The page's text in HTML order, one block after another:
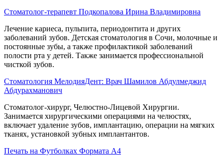
Стоматолог-терапевт Подкопалова Ирина Владимировна
Лечение кариеса, пульпита, периодонтита и других
заболеваний зубов. Детская стоматология в Сочи, молочные и
постоянные зубы, а также профилактикой заболеваний
полости рта у детей. Также занимается профессиональной
чисткой зубов.
Стоматология МелодияДент: Врач Шамилов Абдулмеджид
Абдурахманович
Стоматолог-хирург, Челюстно-Лицевой Хирургии.
Занимается хирургическими операциями на челюстях,
включает удаление зубов, имплантацию, операции на мягких
тканях, установкой зубных имплантантов.
Печать на Футболках Формата А4